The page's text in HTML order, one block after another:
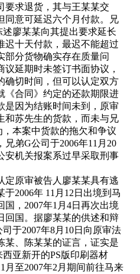
要求退货，其与王某某交
同意可延迟六个月付款。兄
廖某某向其提出要求延长
迟十天付款，最迟不能超过
部分货物确实存在质量问
延期时未签订书面协议，
确切时间，但可以认定双方
《合同》约定的还款期限进
是因为结账时间未到，原审
和苏先生的货款，而未与兄
本案中货款的拖欠和争议
弟G公司于2006年11月20
安机关报案系过早采取刑事
定原审被告人廖某某具有逃
2006年 11月12日出境到马
国，2007年1月4日再次出境
回国。据廖某某的供述和辩
于2007年8月10日向原审法
某、陈某某的证言，证实是
亚新开的PS版印刷器材
月至2007年2月期间前往马来